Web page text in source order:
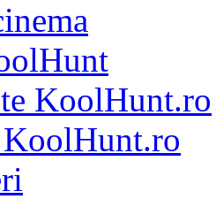
KoolHunt.ro